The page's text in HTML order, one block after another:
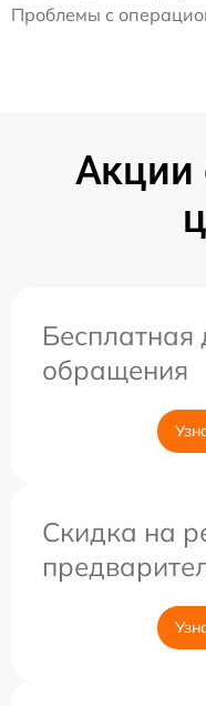
Проблемы с
Акции
Бесплатная
обращения
Скидка на